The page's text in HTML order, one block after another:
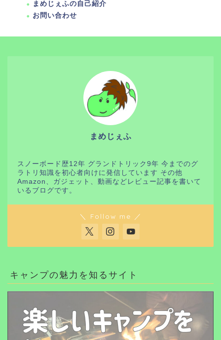
まめじぇふの自己紹介
お問い合わせ
まめじぇふ
スノーボード歴12年 グランドトリック9年 今までのグ
ラトリ知識を初心者向けに発信しています その他
Amazon、ガジェット、動画などレビュー記事を書いて
いるブログです。
＼ Follow me ／
キャンプの魅力を知るサイト